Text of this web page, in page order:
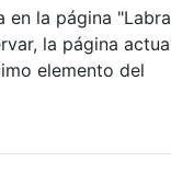
en la página
la página
elemento del